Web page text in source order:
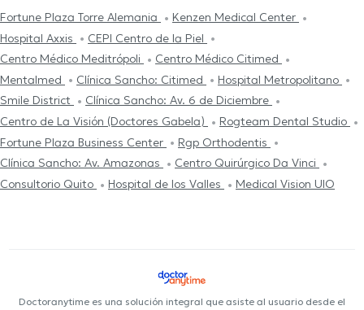
Fortune Plaza Torre Alemania
Kenzen Medical Center
Hospital Axxis
CEPI Centro de la Piel
Centro Médico Meditrópoli
Centro Médico Citimed
Mentalmed
Clínica Sancho: Citimed
Hospital Metropolitano
Smile District
Clínica Sancho: Av. 6 de Diciembre
Centro de La Visión (Doctores Gabela)
Rogteam Dental Studio
Fortune Plaza Business Center
Rgp Orthodentis
Clínica Sancho: Av. Amazonas
Centro Quirúrgico Da Vinci
Consultorio Quito
Hospital de los Valles Medical Vision UIO
Doctoranytime es una solución integral que asiste al usuario desde el